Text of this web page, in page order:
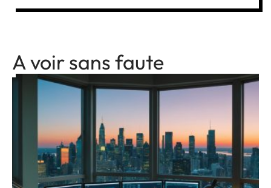
A voir sans faute